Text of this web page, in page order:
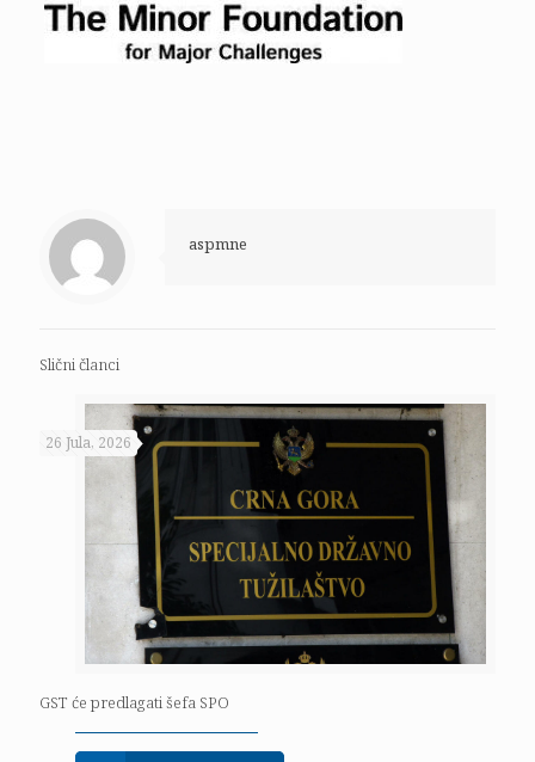
aspmne
Slični članci
26 Jula, 2026
GST će predlagati šefa SPO